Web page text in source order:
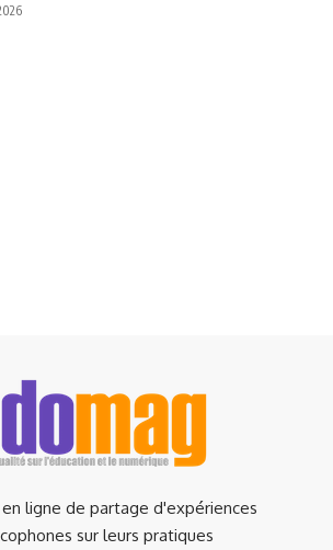
ligne de partage d'expériences
sur leurs pratiques